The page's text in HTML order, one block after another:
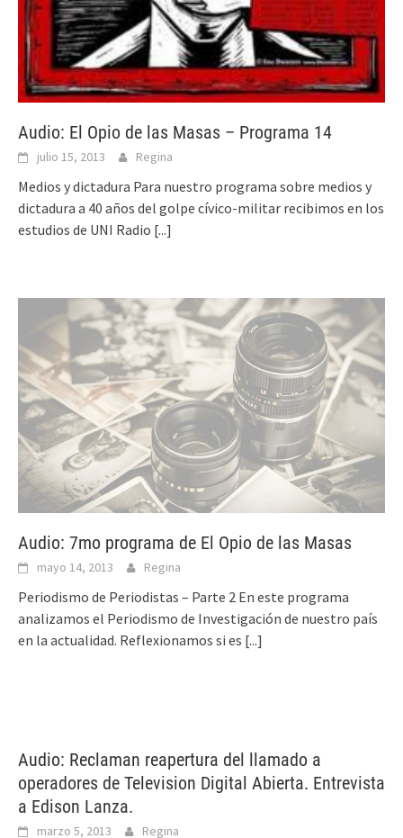
Audio: El Opio de las Masas – Programa 14
julio 15, 2013 Regina
Medios y dictadura Para nuestro programa sobre medios y
dictadura a 40 años del golpe cívico-militar recibimos en los
estudios de UNI Radio [...]
Audio: 7mo programa de El Opio de las Masas
mayo 14, 2013 Regina
Periodismo de Periodistas – Parte 2 En este programa
analizamos el Periodismo de Investigación de nuestro país
en la actualidad. Reflexionamos si es [...]
Audio: Reclaman reapertura del llamado a
operadores de Television Digital Abierta. Entrevista
a Edison Lanza.
marzo 5, 2013 Regina